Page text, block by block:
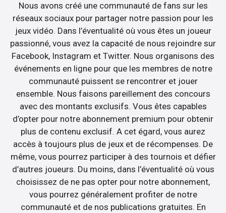
Nous avons créé une communauté de fans sur les
réseaux sociaux pour partager notre passion pour les
jeux vidéo. Dans l’éventualité où vous êtes un joueur
passionné, vous avez la capacité de nous rejoindre sur
Facebook, Instagram et Twitter. Nous organisons des
événements en ligne pour que les membres de notre
communauté puissent se rencontrer et jouer
ensemble. Nous faisons pareillement des concours
avec des montants exclusifs. Vous êtes capables
d’opter pour notre abonnement premium pour obtenir
plus de contenu exclusif. A cet égard, vous aurez
accès à toujours plus de jeux et de récompenses. De
même, vous pourrez participer à des tournois et défier
d’autres joueurs. Du moins, dans l’éventualité où vous
choisissez de ne pas opter pour notre abonnement,
vous pourrez généralement profiter de notre
communauté et de nos publications gratuites. En